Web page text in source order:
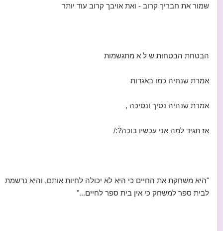
שמור את חבריך קרוב - ואת אויבך קרוב עוד יותר
הבטחת הבטחות ש ל א מתגשמות
אמרת שנחיה כמו באגדות
אמרת שנהיה נסיך ונסיכה ,
אז תגיד למה אני עכשיו בוכה?:/
"היא משחקת את החיים כי היא לא יכולה לחיות אותם, והיא נרשמת
לבית ספר למשחק כי אין בית ספר לחיים..."